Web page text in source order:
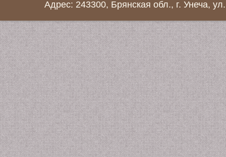
Адрес: 243300, Брянская обл., г. Унеча,